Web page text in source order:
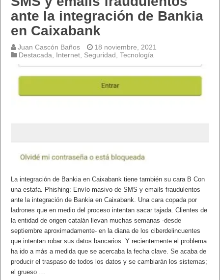
ante la integración de Bankia
en Caixabank
Juan Cascón Baños
18 noviembre, 2021
Destacada, Internet, Seguridad,Tecnología
La integración de Bankia en Caixabank tiene también su cara B Con
una estafa. Phishing: Envío masivo de SMS y emails fraudulentos
ante la integración de Bankia en Caixabank. Una cara copada por
ladrones que en medio del proceso intentan sacar tajada. Clientes de
la entidad de origen catalán llevan muchas semanas -desde
septiembre aproximadamente- en la diana de los ciberdelincuentes
que intentan robar sus datos bancarios. Y recientemente el problema
ha ido a más a medida que se acercaba la fecha clave. Se acaba de
producir el traspaso de todos los datos y se cambiarán los sistemas;
el grueso …